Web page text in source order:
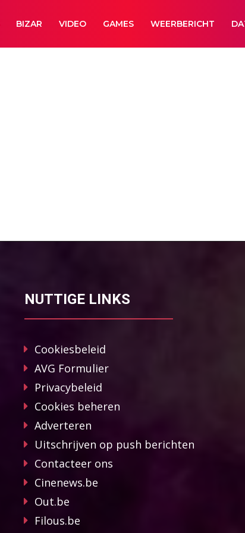
BIZAR VIDEO GAMES WEERBERICHT
NUTTIGE LINKS
Cookiesbeleid
AVG Formulier
Privacybeleid
Cookies beheren
Adverteren
Uitschrijven op push berichten
Contacteer ons
Cinenews.be
Out.be
Filous.be